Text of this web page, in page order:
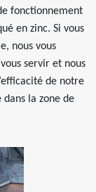
fonctionnement
en zinc. Si vous
nous vous
servir et nous
de notre
la zone de